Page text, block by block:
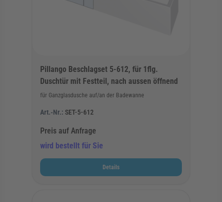
Pillango Beschlagset 5-612, für 1flg.
Duschtür mit Festteil, nach aussen öffnend
für Ganzglasdusche auf/an der Badewanne
Art.-Nr.: SET-5-612
Preis auf Anfrage
wird bestellt für Sie
Details